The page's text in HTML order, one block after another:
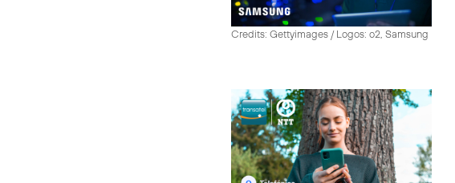
Credits: Gettyimages / Logos: o2, Samsung